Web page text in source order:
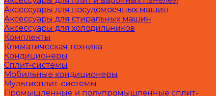
Аксессуары для посудомоечных машин
Аксессуары для стиральных машин
Аксессуары для холодильников
Комплекты
Климатическая техника
Кондиционеры
Сплит-системы
Мобильные кондиционеры
Мультисплит-системы
Промышленные и полупромышленные сплит-